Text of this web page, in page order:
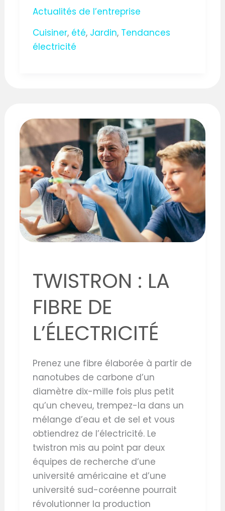
Actualités de l’entreprise
Cuisiner, été, Jardin, Tendances
électricité
TWISTRON : LA
FIBRE DE
L’ÉLECTRICITÉ
Prenez une fibre élaborée à partir de
nanotubes de carbone d’un
diamètre dix-mille fois plus petit
qu’un cheveu, trempez-la dans un
mélange d’eau et de sel et vous
obtiendrez de l’électricité. Le
twistron mis au point par deux
équipes de recherche d’une
université américaine et d’une
université sud-coréenne pourrait
révolutionner la production
:
LA
FIBRE
DE
L’ÉLECTRICITÉ